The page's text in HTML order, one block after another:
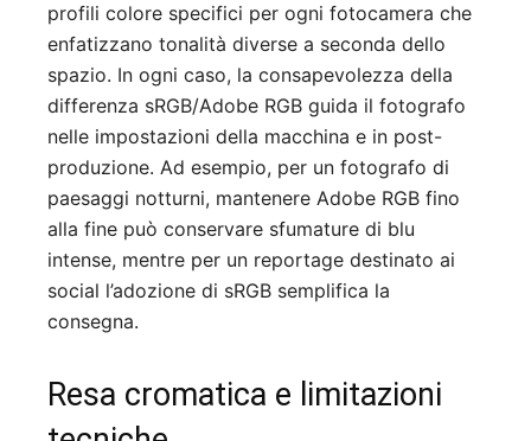
profili colore specifici per ogni fotocamera che
enfatizzano tonalità diverse a seconda dello
spazio. In ogni caso, la consapevolezza della
differenza sRGB/Adobe RGB guida il fotografo
nelle impostazioni della macchina e in post-
produzione. Ad esempio, per un fotografo di
paesaggi notturni, mantenere Adobe RGB fino
alla fine può conservare sfumature di blu
intense, mentre per un reportage destinato ai
social l’adozione di sRGB semplifica la
consegna.
Resa cromatica e limitazioni